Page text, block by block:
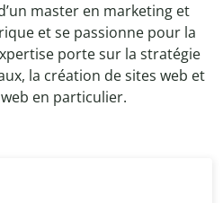
master en marketing et
et se passionne pour la
porte sur la stratégie
la création de sites web et
en particulier.